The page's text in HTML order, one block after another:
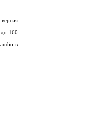
160
в